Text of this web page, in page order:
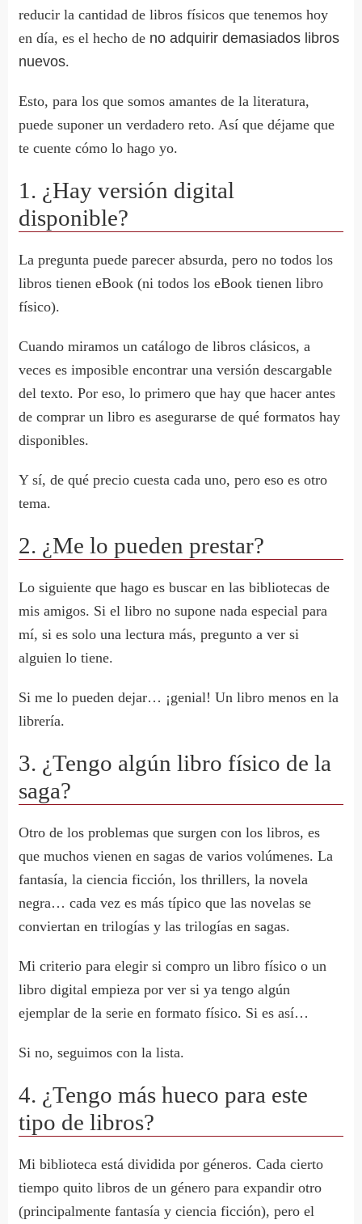
reducir la cantidad de libros físicos que tenemos hoy
en día, es el hecho de no adquirir demasiados libros
nuevos.
Esto, para los que somos amantes de la literatura,
puede suponer un verdadero reto. Así que déjame que
te cuente cómo lo hago yo.
1. ¿Hay versión digital
disponible?
La pregunta puede parecer absurda, pero no todos los
libros tienen eBook (ni todos los eBook tienen libro
físico).
Cuando miramos un catálogo de libros clásicos, a
veces es imposible encontrar una versión descargable
del texto. Por eso, lo primero que hay que hacer antes
de comprar un libro es asegurarse de qué formatos hay
disponibles.
Y sí, de qué precio cuesta cada uno, pero eso es otro
tema.
2. ¿Me lo pueden prestar?
Lo siguiente que hago es buscar en las bibliotecas de
mis amigos. Si el libro no supone nada especial para
mí, si es solo una lectura más, pregunto a ver si
alguien lo tiene.
Si me lo pueden dejar… ¡genial! Un libro menos en la
librería.
3. ¿Tengo algún libro físico de la
saga?
Otro de los problemas que surgen con los libros, es
que muchos vienen en sagas de varios volúmenes. La
fantasía, la ciencia ficción, los thrillers, la novela
negra… cada vez es más típico que las novelas se
conviertan en trilogías y las trilogías en sagas.
Mi criterio para elegir si compro un libro físico o un
libro digital empieza por ver si ya tengo algún
ejemplar de la serie en formato físico. Si es así…
Si no, seguimos con la lista.
4. ¿Tengo más hueco para este
tipo de libros?
Mi biblioteca está dividida por géneros. Cada cierto
tiempo quito libros de un género para expandir otro
(principalmente fantasía y ciencia ficción), pero el